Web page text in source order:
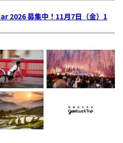
2026 募集中！11月7日（金）1